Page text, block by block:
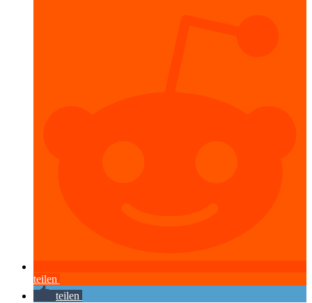
teilen
teilen